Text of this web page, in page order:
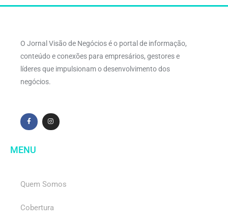
O Jornal Visão de Negócios é o portal de informação,
conteúdo e conexões para empresários, gestores e
líderes que impulsionam o desenvolvimento dos
negócios.
MENU
Quem Somos
Cobertura